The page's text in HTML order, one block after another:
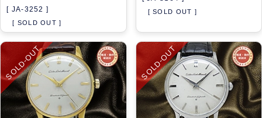
[ JA-3252 ]
[ SOLD OUT ]
[ SOLD OUT ]
SOLD-OUT SOLD-OUT